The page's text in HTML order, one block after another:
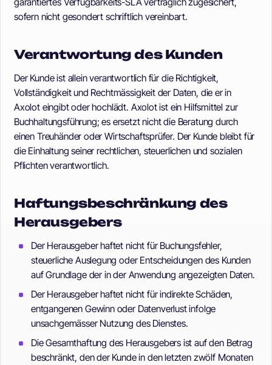
sofern nicht gesondert schriftlich vereinbart.
Verantwortung des Kunden
Der Kunde ist allein verantwortlich für die Richtigkeit,
Vollständigkeit und Rechtmässigkeit der Daten, die er in
Axolot eingibt oder hochlädt. Axolot ist ein Hilfsmittel zur
Buchhaltungsführung; es ersetzt nicht die Beratung durch
einen Treuhänder oder Wirtschaftsprüfer. Der Kunde bleibt für
die Einhaltung seiner rechtlichen, steuerlichen und sozialen
Pflichten verantwortlich.
Haftungsbeschränkung des
Herausgebers
Der Herausgeber haftet nicht für Buchungsfehler,
steuerliche Auslegung oder Entscheidungen des Kunden
auf Grundlage der in der Anwendung angezeigten Daten.
Der Herausgeber haftet nicht für indirekte Schäden,
entgangenen Gewinn oder Datenverlust infolge
unsachgemässer Nutzung des Dienstes.
Die Gesamthaftung des Herausgebers ist auf den Betrag
beschränkt, den der Kunde in den letzten zwölf Monaten